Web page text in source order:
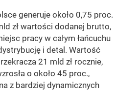
generuje około 0,75 proc.
zł wartości dodanej brutto,
pracy w całym łańcuchu
i detal. Wartość
21 mld zł rocznie,
o około 45 proc.,
z bardziej dynamicznych